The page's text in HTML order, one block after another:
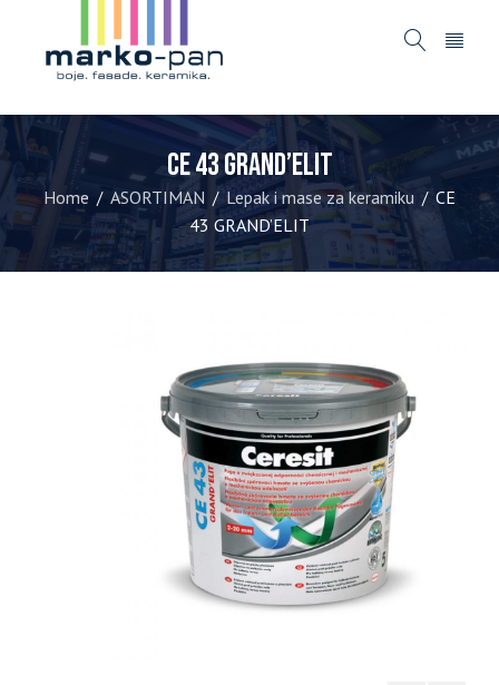
CE 43 GRAND’ELIT
Home / ASORTIMAN / Lepak i mase za keramiku / CE
43 GRAND’ELIT